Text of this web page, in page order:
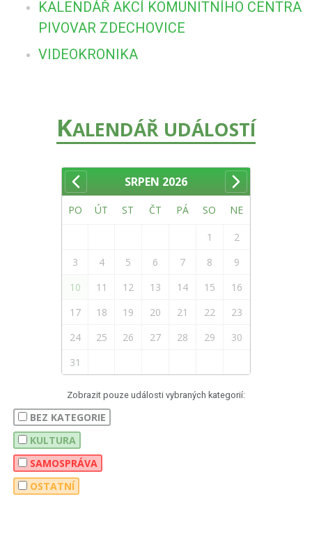
KALENDÁŘ AKCÍ KOMUNITNÍHO CENTRA
PIVOVAR ZDECHOVICE
VIDEOKRONIKA
KALENDÁŘ UDÁLOSTÍ
SRPEN 2026
PO ÚT ST ČT PÁ SO NE
1
2
3
4 5 6 7 8
9
10
11 12 13 14 15
16
17
18 19 20 21 22
23
24
25 26 27 28 29
30
31
Zobrazit pouze události vybraných kategorií:
BEZ KATEGORIE
KULTURA
SAMOSPRÁVA
OSTATNÍ